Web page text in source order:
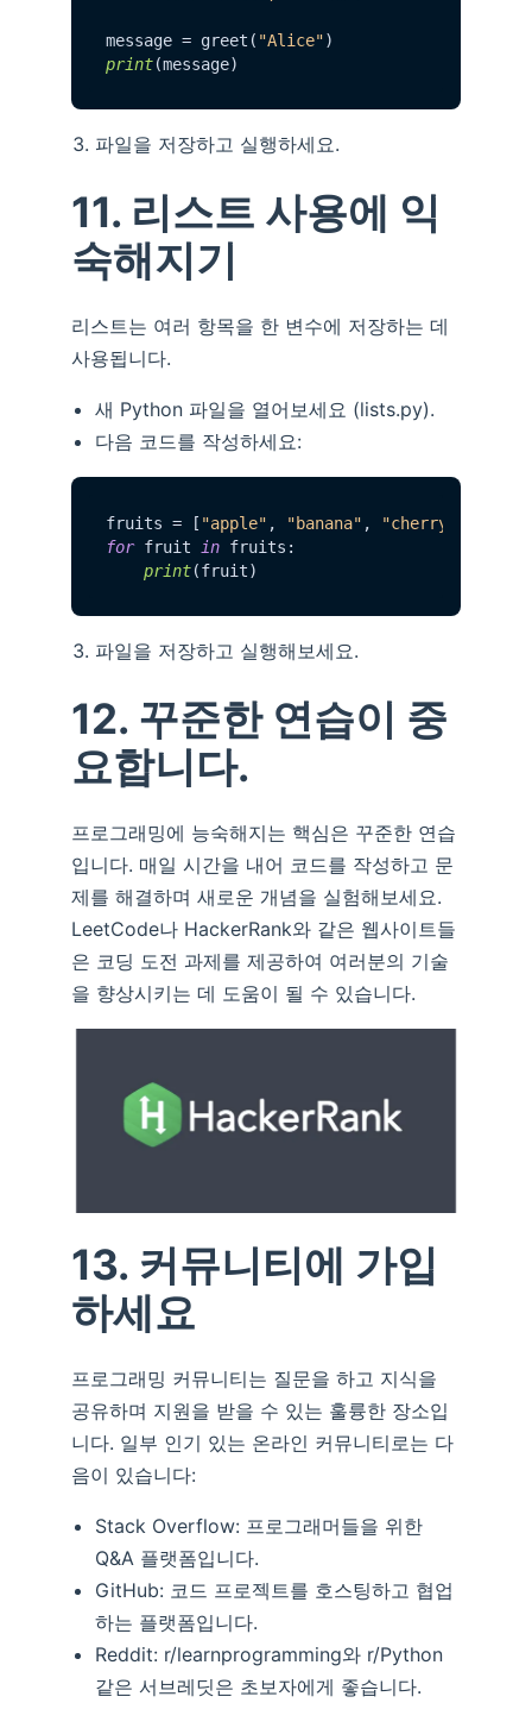
message = greet( "Alice"
print
파일을 저장하고 실행하세요.
11. 리스트 사용에 익
숙해지기
리스트는 여러 항목을 한 변수에 저장하는 데
사용됩니다.
새 Python 파일을 열어보세요 (lists.py).
다음 코드를 작성하세요:
fruits = [ "apple" , "banana" , "cherry"
for fruit in fruits:
print
파일을 저장하고 실행해보세요.
12. 꾸준한 연습이 중
요합니다.
프로그래밍에 능숙해지는 핵심은 꾸준한 연습
입니다. 매일 시간을 내어 코드를 작성하고 문
제를 해결하며 새로운 개념을 실험해보세요.
LeetCode나 HackerRank와 같은 웹사이트들
은 코딩 도전 과제를 제공하여 여러분의 기술
을 향상시키는 데 도움이 될 수 있습니다.
13. 커뮤니티에 가입
하세요
프로그래밍 커뮤니티는 질문을 하고 지식을
공유하며 지원을 받을 수 있는 훌륭한 장소입
니다. 일부 인기 있는 온라인 커뮤니티로는 다
음이 있습니다:
Stack Overflow: 프로그래머들을 위한
Q&A 플랫폼입니다.
GitHub: 코드 프로젝트를 호스팅하고 협업
하는 플랫폼입니다.
Reddit: r/learnprogramming와 r/Python
같은 서브레딧은 초보자에게 좋습니다.